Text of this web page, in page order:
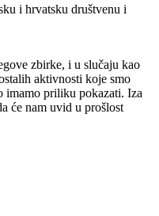
i hrvatsku društvenu i
zbirke, i u slučaju kao
aktivnosti koje smo
imamo priliku pokazati. Iza
će nam uvid u prošlost